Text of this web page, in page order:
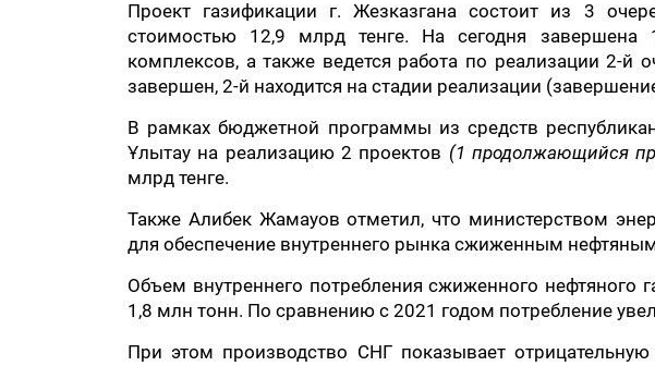
Проект газификации г. Жезказгана состоит из 3
стоимостью 12,9 млрд тенге. На сегодня завершена
комплексов, а также ведется работа по реализации 2-й
завершен, 2-й находится на стадии реализации
В рамках бюджетной программы из средств
Ұлытау на реализацию 2 проектов (1 продолжающийся
млрд тенге.
Также Алибек Жамауов отметил, что министерством
для обеспечение внутреннего рынка сжиженным
Объем внутреннего потребления сжиженного нефтяного
1,8 млн тонн. По сравнению с 2021 годом потребление
При этом производство СНГ показывает